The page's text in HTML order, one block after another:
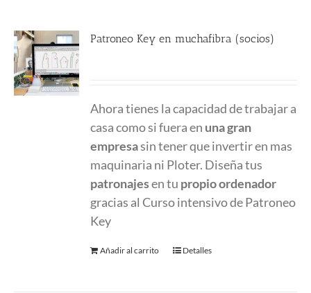
Patroneo Key en muchafibra (socios)
Ahora tienes la capacidad de trabajar a
casa como si fuera en una gran
empresasin tener que invertir en mas
maquinaria ni Ploter. Diseña tus
patronajesen tu propio ordenador
gracias al Curso intensivo de Patroneo
Key
Añadir al carrito Detalles